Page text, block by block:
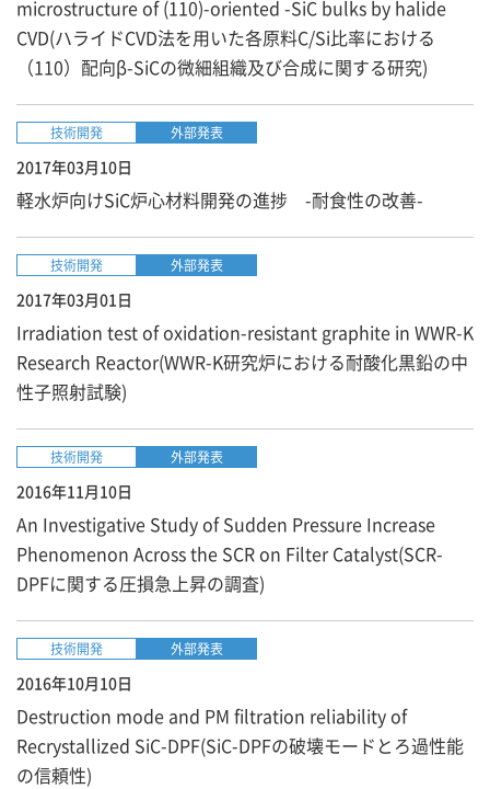
microstructure of (110)-oriented -SiC bulks by halide
CVD(ハライドCVD法を用いた各原料C/Si比率における
（110）配向β-SiCの微細組織及び合成に関する研究)
技術開発 外部発表
2017年03月10日
軽水炉向けSiC炉心材料開発の進捗 -耐食性の改善-
技術開発 外部発表
2017年03月01日
Irradiation test of oxidation-resistant graphite in WWR-K
Research Reactor(WWR-K研究炉における耐酸化黒鉛の中
性子照射試験)
技術開発 外部発表
2016年11月10日
An Investigative Study of Sudden Pressure Increase
Phenomenon Across the SCR on Filter Catalyst(SCR-
DPFに関する圧損急上昇の調査)
技術開発 外部発表
2016年10月10日
Destruction mode and PM filtration reliability of
Recrystallized SiC-DPF(SiC-DPFの破壊モードとろ過性能
の信頼性)